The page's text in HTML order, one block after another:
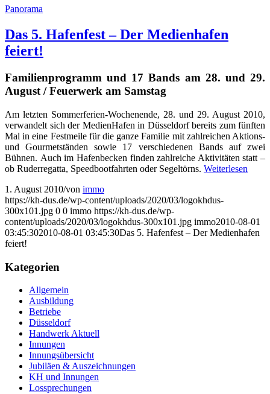
Panorama
Das 5. Hafenfest – Der Medienhafen
feiert!
Familienprogramm und 17 Bands am 28. und 29.
August / Feuerwerk am Samstag
Am letzten Sommerferien-Wochenende, 28. und 29. August 2010,
verwandelt sich der MedienHafen in Düsseldorf bereits zum fünften
Mal in eine Festmeile für die ganze Familie mit zahlreichen Aktions-
und Gourmetständen sowie 17 verschiedenen Bands auf zwei
Bühnen. Auch im Hafenbecken finden zahlreiche Aktivitäten statt –
ob Ruderregatta, Speedbootfahrten oder Segeltörns. Weiterlesen
1. August 2010/von immo
https://kh-dus.de/wp-content/uploads/2020/03/logokhdus-
300x101.jpg 0 0 immo https://kh-dus.de/wp-
content/uploads/2020/03/logokhdus-300x101.jpg immo2010-08-01
03:45:302010-08-01 03:45:30Das 5. Hafenfest – Der Medienhafen
feiert!
Kategorien
Allgemein
Ausbildung
Betriebe
Düsseldorf
Handwerk Aktuell
Innungen
Innungsübersicht
Jubiläen & Auszeichnungen
KH und Innungen
Lossprechungen